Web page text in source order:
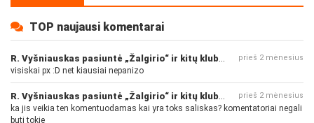
TOP naujausi komentarai
prieš 2 mėnesius
visiskai px :D net kiausiai nepanizo
prieš 2 mėnesius
ka jis veikia ten komentuodamas kai yra toks saliskas? komentatoriai negali
buti tokie